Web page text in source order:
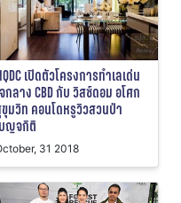
เปิดตัวโครงการทำเลเด่น
กลาง CBD กับ วิสซ์ดอม อโศก
มวิท คอนโดหรูวิวสวนป่า
ญจกิติ
31 2018